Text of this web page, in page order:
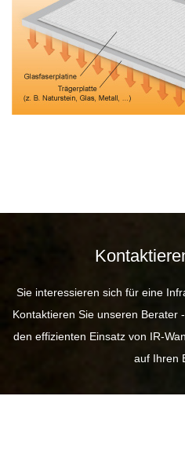
Sie interessieren sich für eine
Kontaktieren Sie unseren Berater
den effizienten Einsatz von IR-
auf Ihren